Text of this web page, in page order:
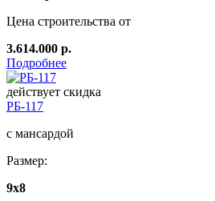
Цена строительства от
3.614.000 р.
Подробнее
действует скидка
РБ-117
с мансардой
Размер:
9x8